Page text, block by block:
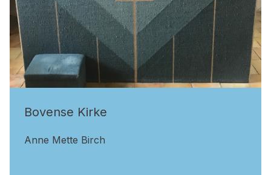
Bovense Kirke
Anne Mette Birch